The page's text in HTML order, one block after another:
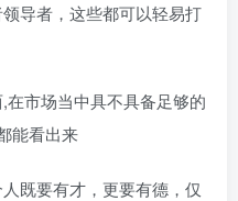
导者，这些都可以轻易打
市场当中具不具备足够的
能看出来
既要有才，更要有德，仅